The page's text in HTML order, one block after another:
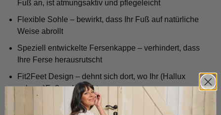
Fuß an, ist atmungsaktiv und pflegeleicht
Flexible Sohle – bewirkt, dass Ihr Fuß auf natürliche
Weise abrollt
Speziell entwickelte Fersenkappe – verhindert, dass
Ihre Ferse herausrutscht
Fit2Feet Design – dehnt sich dort, wo Ihr (Hallux
valgus-)Fuß es braucht
Handgefertigt durch unsere Fachleute – höchste